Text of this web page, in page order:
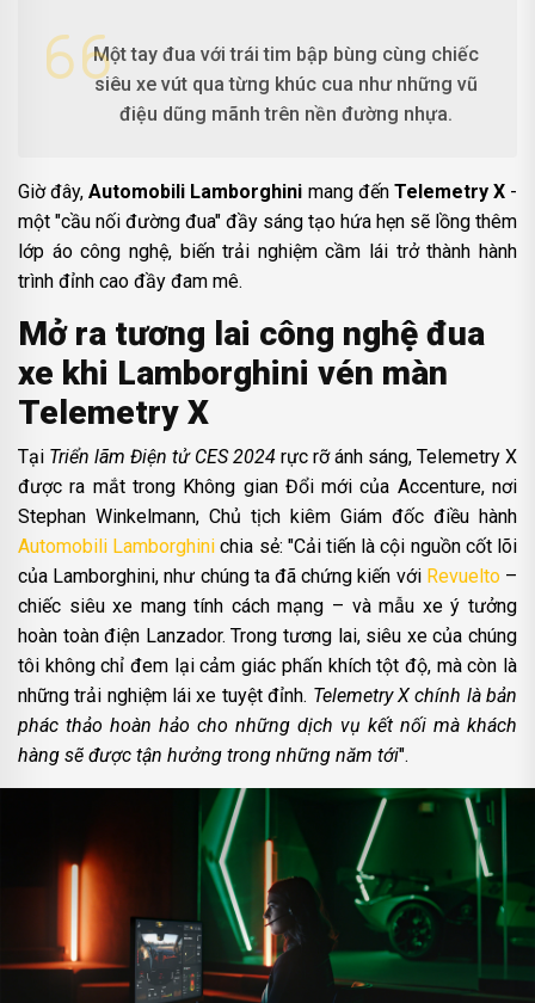
Một tay đua với trái tim bập bùng cùng chiếc
siêu xe vút qua từng khúc cua như những vũ
điệu dũng mãnh trên nền đường nhựa.
Giờ đây,Automobili Lamborghini mang đến Telemetry X-
một "cầu nối đường đua" đầy sáng tạo hứa hẹn sẽ lồng thêm
lớp áo công nghệ, biến trải nghiệm cầm lái trở thành hành
trình đỉnh cao đầy đam mê.
Mở ra tương lai công nghệ đua
xe khi Lamborghini vén màn
Telemetry X
Tại Triển lãm Điện tử CES 2024 rực rỡ ánh sáng, Telemetry X
được ra mắt trong Không gian Đổi mới của Accenture, nơi
Stephan Winkelmann, Chủ tịch kiêm Giám đốc điều hành
Automobili Lamborghini chia sẻ: "Cải tiến là cội nguồn cốt lõi
của Lamborghini, như chúng ta đã chứng kiến với Revuelto–
chiếc siêu xe mang tính cách mạng – và mẫu xe ý tưởng
hoàn toàn điện Lanzador. Trong tương lai, siêu xe của chúng
tôi không chỉ đem lại cảm giác phấn khích tột độ, mà còn là
những trải nghiệm lái xe tuyệt đỉnh. Telemetry X chính là bản
phác thảo hoàn hảo cho những dịch vụ kết nối mà khách
hàng sẽ được tận hưởng trong những năm tới".